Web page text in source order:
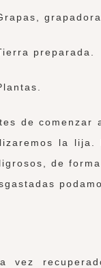
preparada.
de comenzar
la lija.
de
vez